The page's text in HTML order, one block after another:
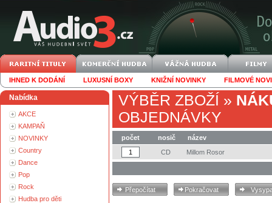
IHNED K DODÁNÍ LUXUSNÍ BOXY KNIŽNÍ NOVINKY FILMOVÉ
Nabídka
AKCE
KAMPAŇ
NOVINKY
Country
Dance
Pop
Rock
Hudba pro děti
VÝBĚR ZBOŽÍ »
OBJEDNÁVKY
počet nosič
název
CD
Millom Rosor